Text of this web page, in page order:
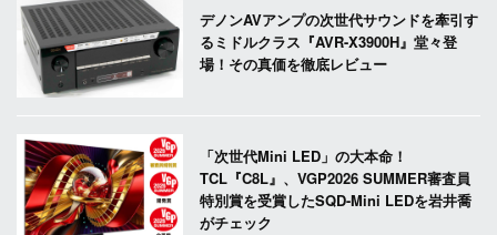
デノンAVアンプの次世代サウンドを牽引す
るミドルクラス『AVR-X3900H』堂々登
場！その真価を徹底レビュー
「次世代Mini LED」の大本命！
TCL『C8L』、VGP2026 SUMMER審査員
特別賞を受賞したSQD-Mini LEDを岩井喬
がチェック